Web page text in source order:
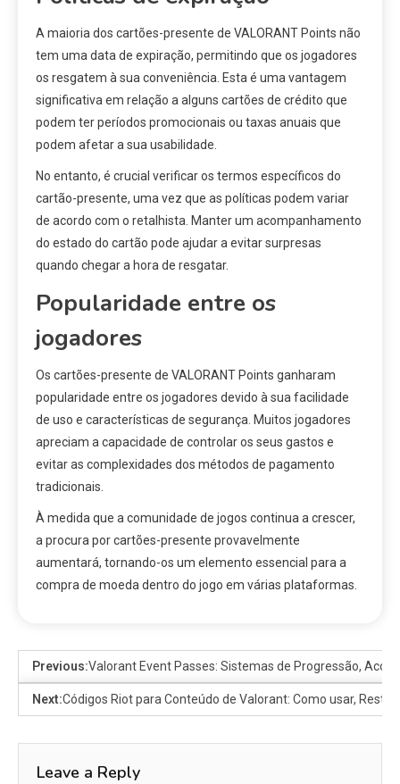
A maioria dos cartões-presente de VALORANT Points não
tem uma data de expiração, permitindo que os jogadores
os resgatem à sua conveniência. Esta é uma vantagem
significativa em relação a alguns cartões de crédito que
podem ter períodos promocionais ou taxas anuais que
podem afetar a sua usabilidade.
No entanto, é crucial verificar os termos específicos do
cartão-presente, uma vez que as políticas podem variar
de acordo com o retalhista. Manter um acompanhamento
do estado do cartão pode ajudar a evitar surpresas
quando chegar a hora de resgatar.
Popularidade entre os
jogadores
Os cartões-presente de VALORANT Points ganharam
popularidade entre os jogadores devido à sua facilidade
de uso e características de segurança. Muitos jogadores
apreciam a capacidade de controlar os seus gastos e
evitar as complexidades dos métodos de pagamento
tradicionais.
À medida que a comunidade de jogos continua a crescer,
a procura por cartões-presente provavelmente
aumentará, tornando-os um elemento essencial para a
compra de moeda dentro do jogo em várias plataformas.
Previous:Valorant Event Passes: Sistemas de Progressão,
Next:Códigos Riot para Conteúdo de Valorant: Como usar,
Leave a Reply